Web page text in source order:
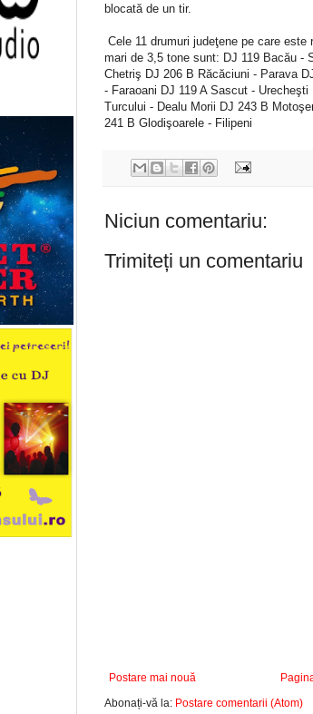
blocată de un tir.
Cele 11 drumuri judeţene pe care
mari de 3,5 tone sunt: DJ 119 Bacău -
Chetriş DJ 206 B Răcăciuni - Parava
- Faraoani DJ 119 A Sascut -
Turcului - Dealu Morii DJ 243 B
241 B Glodişoarele - Filipeni
Niciun comentariu:
Trimiteți un comentariu
Postare mai nouă
Abonați-vă la: Postare comentarii (Atom)